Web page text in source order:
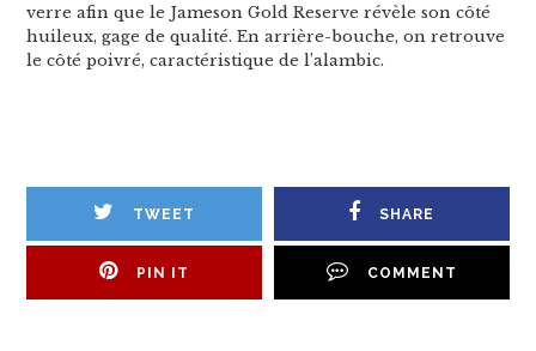
verre afin que le Jameson Gold Reserve révèle son côté
huileux, gage de qualité. En arrière-bouche, on retrouve
le côté poivré, caractéristique de l’alambic.
TWEET SHARE
PIN IT COMMENT